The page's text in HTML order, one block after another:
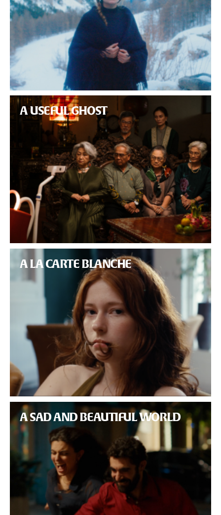
A USEFUL GHOST
A LA CARTE BLANCHE
A SAD AND BEAUTIFUL WORLD